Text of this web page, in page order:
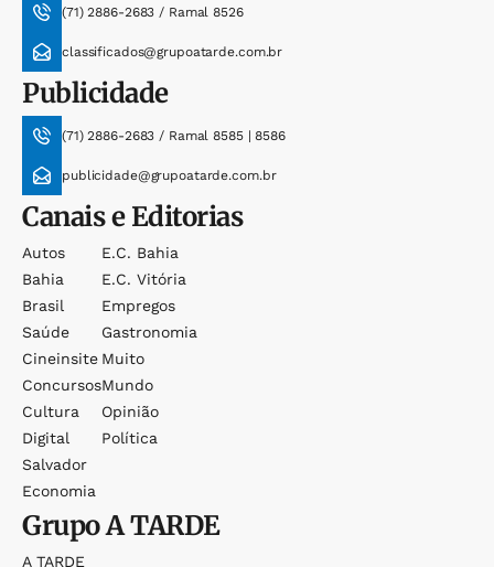
(71) 2886-2683 / Ramal 8526
classificados@grupoatarde.com.br
Publicidade
(71) 2886-2683 / Ramal 8585 | 8586
publicidade@grupoatarde.com.br
Canais e Editorias
Autos
Bahia
Brasil
Saúde
Cineinsite
Concursos
Cultura
Digital
Salvador
Economia
E.c. Bahia
E.c. Vitória
Empregos
Gastronomia
Muito
Mundo
Opinião
Política
GrupoA TARDE
A TARDE